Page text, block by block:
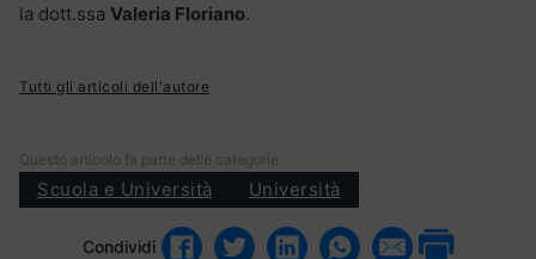
la dott.ssa Valeria Floriano.
Tutti gli articoli dell'autore
Questo articolo fa parte delle categorie:
Scuola e Università Università
Condividi